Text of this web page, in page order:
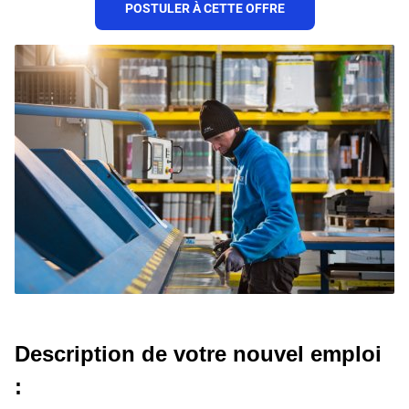
POSTULER À CETTE OFFRE
Description de votre nouvel emploi
: